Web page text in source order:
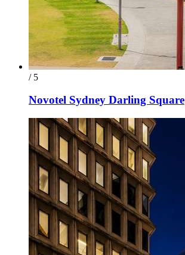
/ 5
Novotel Sydney Darling Square